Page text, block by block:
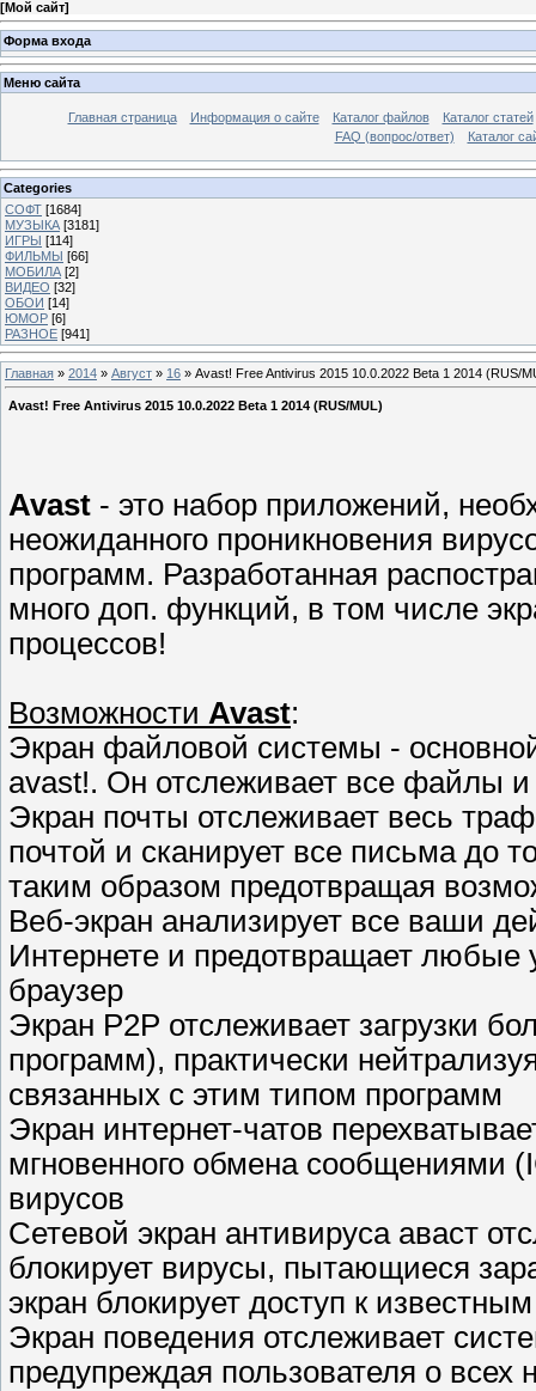
[Мой сайт]
Форма входа
Меню сайта
Главная страница Информация о сайте Каталог файлов
Каталог статей
FAQ (вопрос/ответ)
Каталог
Categories
СОФТ [1684]
МУЗЫКА [3181]
ИГРЫ [114]
ФИЛЬМЫ [66]
МОБИЛА [2]
ВИДЕО [32]
ОБОИ [14]
ЮМОР [6]
РАЗНОЕ [941]
Главная » 2014 » Август » 16 » Avast! Free Antivirus 2015 10.0.2022 Beta 1 2014 (RUS/
Avast! Free Antivirus 2015 10.0.2022 Beta 1 2014 (RUS/MUL)
Avast - это набор приложений,
неожиданного проникновения
программ. Разработанная
много доп. функций, в том числе
процессов!
Возможности Avast:
Экран файловой системы -
avast!. Он отслеживает все файлы
Экран почты отслеживает весь
почтой и сканирует все письма до
таким образом предотвращая
Веб-экран анализирует все ваши
Интернете и предотвращает любые
браузер
Экран P2P отслеживает загрузки
программ), практически
связанных с этим типом программ
Экран интернет-чатов
мгновенного обмена сообщениями
вирусов
Сетевой экран антивируса аваст
блокирует вирусы, пытающиеся
экран блокирует доступ к
Экран поведения отслеживает
предупреждая пользователя о